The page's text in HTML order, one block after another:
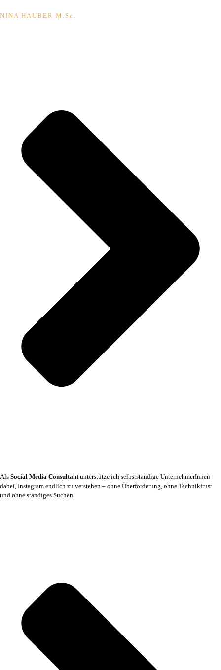
NINA HAUBER M.Sc.
Als Social Media Consultantunterstütze ich selbstständige UnternehmerInnen
dabei, Instagram endlich zu verstehen – ohne Überforderung, ohne Technikfrust
und ohne ständiges Suchen.